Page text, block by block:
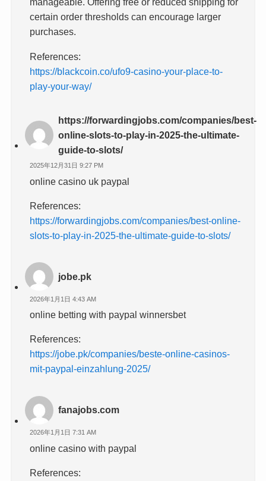
certain order thresholds can encourage larger
purchases.
References:
https://blackcoin.co/ufo9-casino-your-place-to-
play-your-way/
https://forwardingjobs.com/companies/best-
online-slots-to-play-in-2025-the-ultimate-
guide-to-slots/
2025年12月31日 9:27 PM
online casino uk paypal
References:
https://forwardingjobs.com/companies/best-online-
slots-to-play-in-2025-the-ultimate-guide-to-slots/
jobe.pk
2026年1月1日 4:43 AM
online betting with paypal winnersbet
References:
https://jobe.pk/companies/beste-online-casinos-
mit-paypal-einzahlung-2025/
fanajobs.com
2026年1月1日 7:31 AM
online casino with paypal
References: